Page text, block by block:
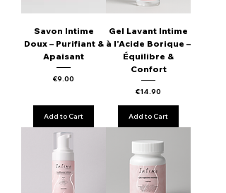
Savon Intime
Doux – Purifiant &
Apaisant
Price
€9.00
Add to Cart
Gel Lavant Intime
à l’Acide Borique –
Équilibre &
Confort
Price
€14.90
Add to Cart